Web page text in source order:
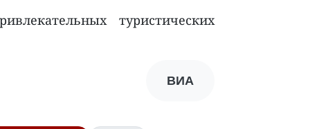
туристических
ВИА